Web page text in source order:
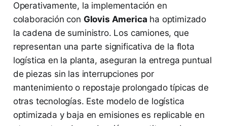
Operativamente, la implementación en
colaboración con Glovis America ha optimizado
la cadena de suministro. Los camiones, que
representan una parte significativa de la flota
logística en la planta, aseguran la entrega puntual
de piezas sin las interrupciones por
mantenimiento o repostaje prolongado típicas de
otras tecnologías. Este modelo de logística
optimizada y baja en emisiones es replicable en